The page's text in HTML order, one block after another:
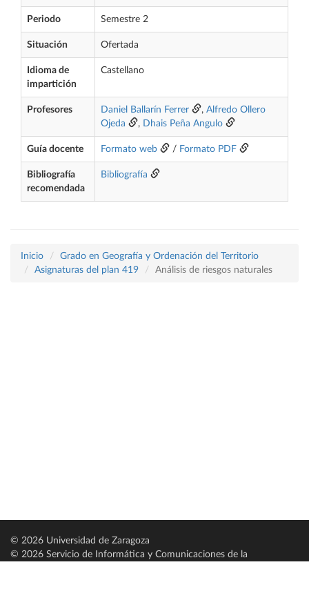
Periodo Semestre 2
Situación Ofertada
Idioma de
impartición
Castellano
Profesores Daniel Ballarín Ferrer , Alfredo Ollero
Ojeda
, Dhais Peña Angulo
Guía docente Formato web / Formato PDF
Bibliografía
recomendada
Bibliografía
Inicio
Grado en Geografía y Ordenación del Territorio
Asignaturas del plan 419
Análisis de riesgos naturales
© 2026 Universidad de Zaragoza
© 2026 Servicio de Informática y Comunicaciones de la